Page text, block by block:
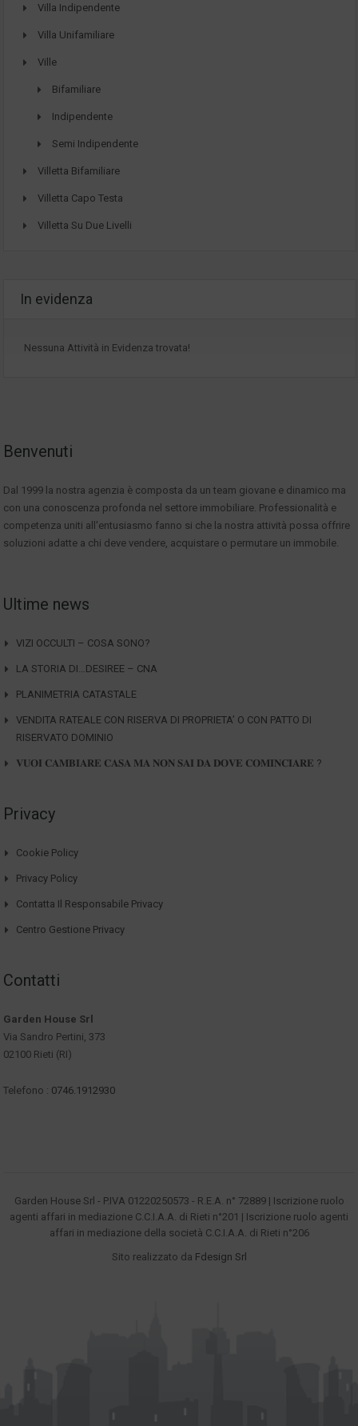
Villa Indipendente
Villa Unifamiliare
Ville
Bifamiliare
Indipendente
Semi Indipendente
Villetta Bifamiliare
Villetta Capo Testa
Villetta Su Due Livelli
In evidenza
Nessuna Attività in Evidenza trovata!
Benvenuti
Dal 1999 la nostra agenzia è composta da un team giovane e dinamico ma
con una conoscenza profonda nel settore immobiliare. Professionalità e
competenza uniti all'entusiasmo fanno si che la nostra attività possa offrire
soluzioni adatte a chi deve vendere, acquistare o permutare un immobile.
Ultime news
VIZI OCCULTI – COSA SONO?
LA STORIA DI…DESIREE – CNA
PLANIMETRIA CATASTALE
VENDITA RATEALE CON RISERVA DI PROPRIETA’ O CON PATTO DI
RISERVATO DOMINIO
𝐕𝐔𝐎𝐈 𝐂𝐀𝐌𝐁𝐈𝐀𝐑𝐄 𝐂𝐀𝐒𝐀 𝐌𝐀 𝐍𝐎𝐍 𝐒𝐀𝐈 𝐃𝐀 𝐃𝐎𝐕𝐄 𝐂𝐎𝐌𝐈𝐍𝐂𝐈𝐀𝐑𝐄 ?
Privacy
Cookie Policy
Privacy Policy
Contatta Il Responsabile Privacy
Centro Gestione Privacy
Contatti
Garden House Srl
Via Sandro Pertini, 373
02100 Rieti (RI)
Telefono : 0746.1912930
Garden House Srl - P.IVA 01220250573 - R.E.A. n° 72889 | Iscrizione ruolo
agenti affari in mediazione C.C.I.A.A. di Rieti n°201 | Iscrizione ruolo agenti
affari in mediazione della società C.C.I.A.A. di Rieti n°206
Sito realizzato da Fdesign Srl